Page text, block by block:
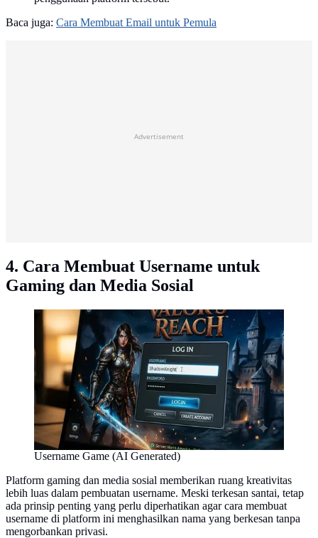
Baca juga: Cara Membuat Email untuk Pemula
Advertisement
4. Cara Membuat Username untuk
Gaming dan Media Sosial
Username Game (AI Generated)
Platform gaming dan media sosial memberikan ruang kreativitas
lebih luas dalam pembuatan username. Meski terkesan santai, tetap
ada prinsip penting yang perlu diperhatikan agar cara membuat
username di platform ini menghasilkan nama yang berkesan tanpa
mengorbankan privasi.